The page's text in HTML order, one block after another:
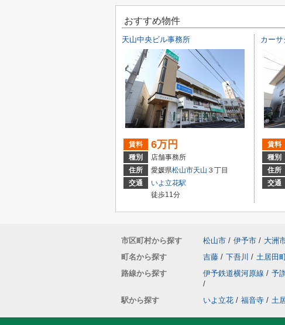
おすすめ物件
天山中央ビル事務所
賃料 6万円
種別
店舗事務所
住所
愛媛県松山市天山 ３丁目
交通
いよ立花駅
徒歩11分
カーサ
賃料
種別
住所
交通
市区町村から探す 松山市 / 伊予市 / 大洲
町名から探す
吉藤 / 下吾川 / 土居田
路線から探す
伊予鉄道横河原線 / 予
/
駅から探す
いよ立花 / 福音寺 / 土